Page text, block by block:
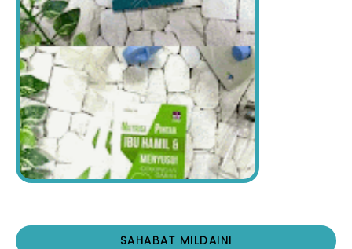
SAHABAT MILDAINI